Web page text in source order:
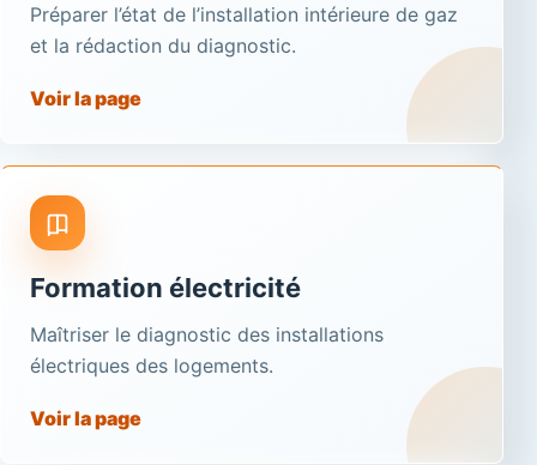
Préparer l’état de l’installation intérieure de gaz
et la rédaction du diagnostic.
Voir la page
Formation électricité
Maîtriser le diagnostic des installations
électriques des logements.
Voir la page